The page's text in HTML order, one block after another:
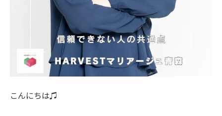
こんにちは♫